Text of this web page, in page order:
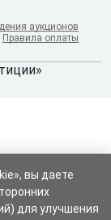
аукционов
Правила оплаты
вы даете
для улучшения